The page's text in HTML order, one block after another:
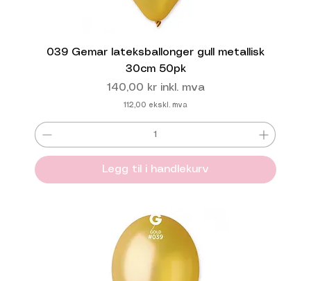
039 Gemar lateksballonger gull metallisk
30cm 50pk
Pris
140,00 kr inkl. mva
112,00 ekskl. mva
Legg til i handlekurv